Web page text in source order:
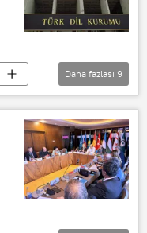
Daha fazlası 9